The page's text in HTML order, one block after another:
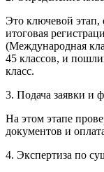
Это ключевой этап,
итоговая
(Международная
45 классов, и
класс.
3. Подача заявки и
На этом этапе
документов и
4. Экспертиза по